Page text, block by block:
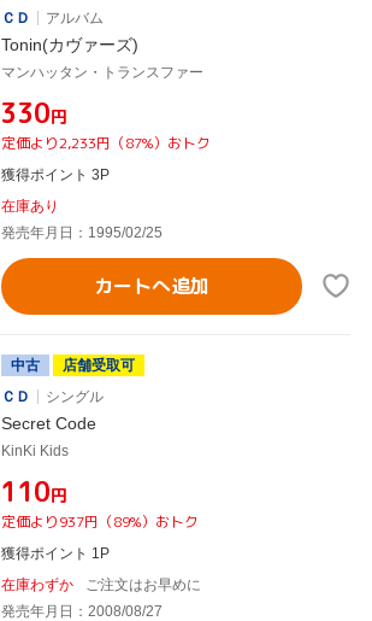
ＣＤ
アルバム
Tonin(カヴァーズ)
マンハッタン・トランスファー
¥330円
定価より2,233円（87%）おトク
獲得ポイント 3P
在庫あり
発売年月日：1995/02/25
カートへ追加
中古
店舗受取可
ＣＤ
シングル
Secret Code
KinKi Kids
¥110円
定価より937円（89%）おトク
獲得ポイント 1P
在庫わずか
ご注文はお早めに
発売年月日：2008/08/27